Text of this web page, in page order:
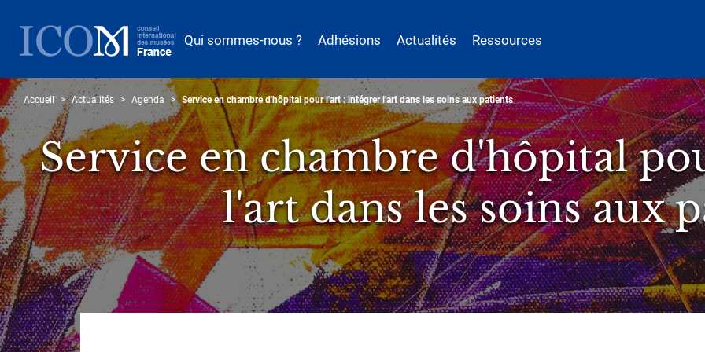
contenu
principal
Qui sommes-nous ? Adhésions Actualités Ressources
Accueil Actualités Agenda Service en chambre d'hôpital pour l'art : intégrer l'art dans les soins aux patients
Service en chambre d'hôpital
l'art dans les soins aux